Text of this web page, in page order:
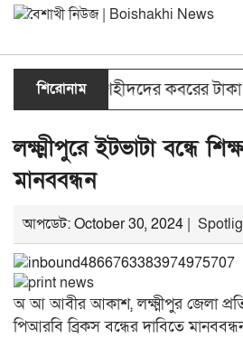
শিরোনাম
double_arrowজুলাই শহীদদের কবরের টাকা
লক্ষ্মীপুরে ইটভাটা বন্ধে
মানববন্ধন
আপডেট: October 30, 2024 |
অ আ আবীর আকাশ, লক্ষ্মীপুর জেলা
পিআরবি ব্রিকস বন্ধের দাবিতে